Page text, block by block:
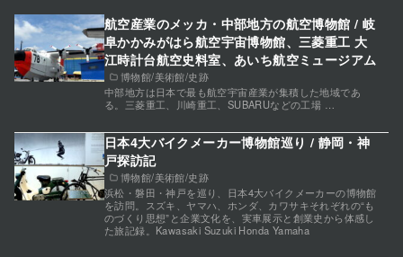
博物館/美術館/史跡
航空産業のメッカ・中部地方の航空博物館 / 岐
阜かかみがはら航空宇宙博物館、三菱重工 大
江時計台航空史料室、あいち航空ミュージアム
中部地方は日本で最も航空宇宙産業が集積した地域であ
る。三菱重工、川崎重工、SUBARUなどの工場 …
博物館/美術館/史跡
日本4大バイクメーカー博物館巡り / 静岡・神
戸探訪記
浜松・磐田・神戸を巡り、日本4大バイクメーカーの博物館
を訪問。スズキ、ヤマハ、ホンダ、カワサキそれぞれの“も
のづくり思想”と企業文化を、実車展示と創業史から体感し
た旅記録。Kawasaki Suzuki Honda Yamaha